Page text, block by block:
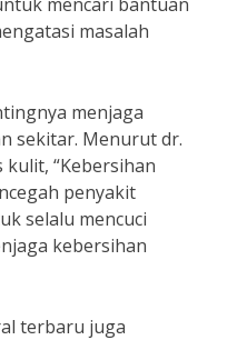
masalah
menjaga
sekitar. Menurut dr.
“Kebersihan
penyakit
selalu mencuci
kebersihan
terbaru juga